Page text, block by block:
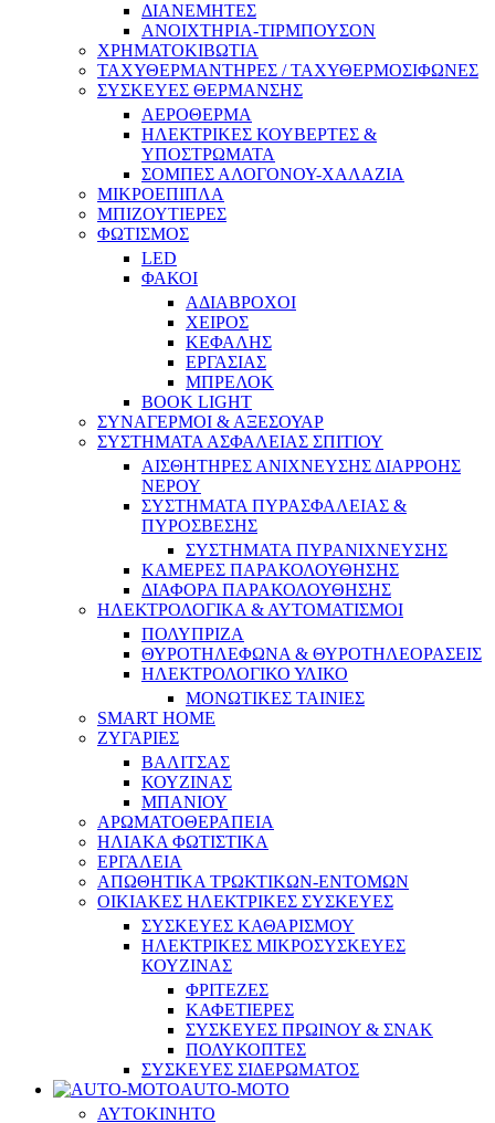
ΔΙΑΝΕΜΗΤΕΣ
ΑΝΟΙΧΤΗΡΙΑ-ΤΙΡΜΠΟΥΣΟΝ
ΧΡΗΜΑΤΟΚΙΒΩΤΙΑ
ΤΑΧΥΘΕΡΜΑΝΤΗΡΕΣ / ΤΑΧΥΘΕΡΜΟΣΙΦΩΝΕΣ
ΣΥΣΚΕΥΕΣ ΘΕΡΜΑΝΣΗΣ
ΑΕΡΟΘΕΡΜΑ
ΗΛΕΚΤΡΙΚΕΣ ΚΟΥΒΕΡΤΕΣ &
ΥΠΟΣΤΡΩΜΑΤΑ
ΣΟΜΠΕΣ ΑΛΟΓΟΝΟΥ-ΧΑΛΑΖΙΑ
ΜΙΚΡΟΕΠΙΠΛΑ
ΜΠΙΖΟΥΤΙΕΡΕΣ
ΦΩΤΙΣΜΟΣ
LED
ΦΑΚΟΙ
ΑΔΙΑΒΡΟΧΟΙ
ΧΕΙΡΟΣ
ΚΕΦΑΛΗΣ
ΕΡΓΑΣΙΑΣ
ΜΠΡΕΛΟΚ
BOOK LIGHT
ΣΥΝΑΓΕΡΜΟΙ & ΑΞΕΣΟΥΑΡ
ΣΥΣΤΗΜΑΤΑ ΑΣΦΑΛΕΙΑΣ ΣΠΙΤΙΟΥ
ΑΙΣΘΗΤΗΡΕΣ ΑΝΙΧΝΕΥΣΗΣ ΔΙΑΡΡΟΗΣ
ΝΕΡΟΥ
ΣΥΣΤΗΜΑΤΑ ΠΥΡΑΣΦΑΛΕΙΑΣ &
ΠΥΡΟΣΒΕΣΗΣ
ΣΥΣΤΗΜΑΤΑ ΠΥΡΑΝΙΧΝΕΥΣΗΣ
ΚΑΜΕΡΕΣ ΠΑΡΑΚΟΛΟΥΘΗΣΗΣ
ΔΙΑΦΟΡΑ ΠΑΡΑΚΟΛΟΥΘΗΣΗΣ
ΗΛΕΚΤΡΟΛΟΓΙΚΑ & ΑΥΤΟΜΑΤΙΣΜΟΙ
ΠΟΛΥΠΡΙΖΑ
ΘΥΡΟΤΗΛΕΦΩΝΑ & ΘΥΡΟΤΗΛΕΟΡΑΣΕΙΣ
ΗΛΕΚΤΡΟΛΟΓΙΚΟ ΥΛΙΚΟ
ΜΟΝΩΤΙΚΕΣ ΤΑΙΝΙΕΣ
SMART HOME
ΖΥΓΑΡΙΕΣ
ΒΑΛΙΤΣΑΣ
ΚΟΥΖΙΝΑΣ
ΜΠΑΝΙΟΥ
ΑΡΩΜΑΤΟΘΕΡΑΠΕΙΑ
ΗΛΙΑΚΑ ΦΩΤΙΣΤΙΚΑ
ΕΡΓΑΛΕΙΑ
ΑΠΩΘΗΤΙΚΑ ΤΡΩΚΤΙΚΩΝ-ΕΝΤΟΜΩΝ
ΟΙΚΙΑΚΕΣ ΗΛΕΚΤΡΙΚΕΣ ΣΥΣΚΕΥΕΣ
ΣΥΣΚΕΥΕΣ ΚΑΘΑΡΙΣΜΟΥ
ΗΛΕΚΤΡΙΚΕΣ ΜΙΚΡΟΣΥΣΚΕΥΕΣ
ΚΟΥΖΙΝΑΣ
ΦΡΙΤΕΖΕΣ
ΚΑΦΕΤΙΕΡΕΣ
ΣΥΣΚΕΥΕΣ ΠΡΩΙΝΟΥ & ΣΝΑΚ
ΠΟΛΥΚΟΠΤΕΣ
ΣΥΣΚΕΥΕΣ ΣΙΔΕΡΩΜΑΤΟΣ
AUTO-MOTO
ΑΥΤΟΚΙΝΗΤΟ